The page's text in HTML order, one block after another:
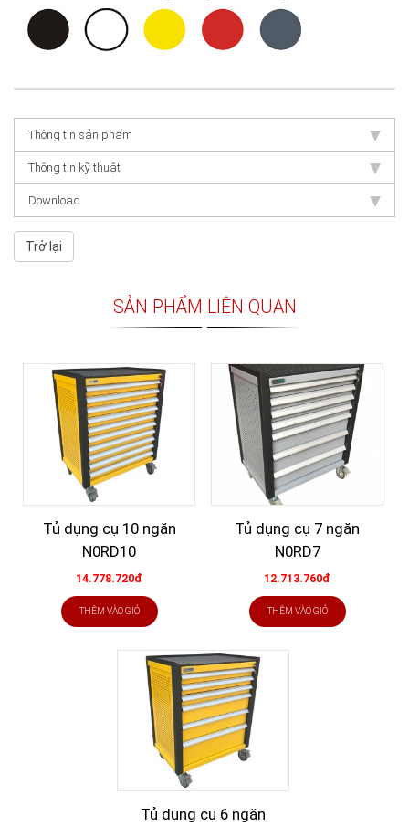
Thông tin sản phẩm
Thông tin kỹ thuật
Download
Trở lại
SẢN PHẨM LIÊN QUAN
Tủ dụng cụ 10 ngăn
N0RD10
14.778.720đ
THÊM VÀO GIỎ
Tủ dụng cụ 7 ngăn
N0RD7
12.713.760đ
THÊM VÀO GIỎ
Tủ dụng cụ 6 ngăn